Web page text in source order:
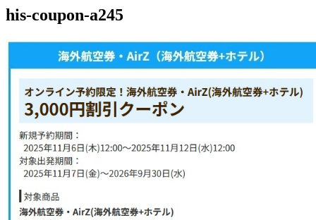
his-coupon-a245